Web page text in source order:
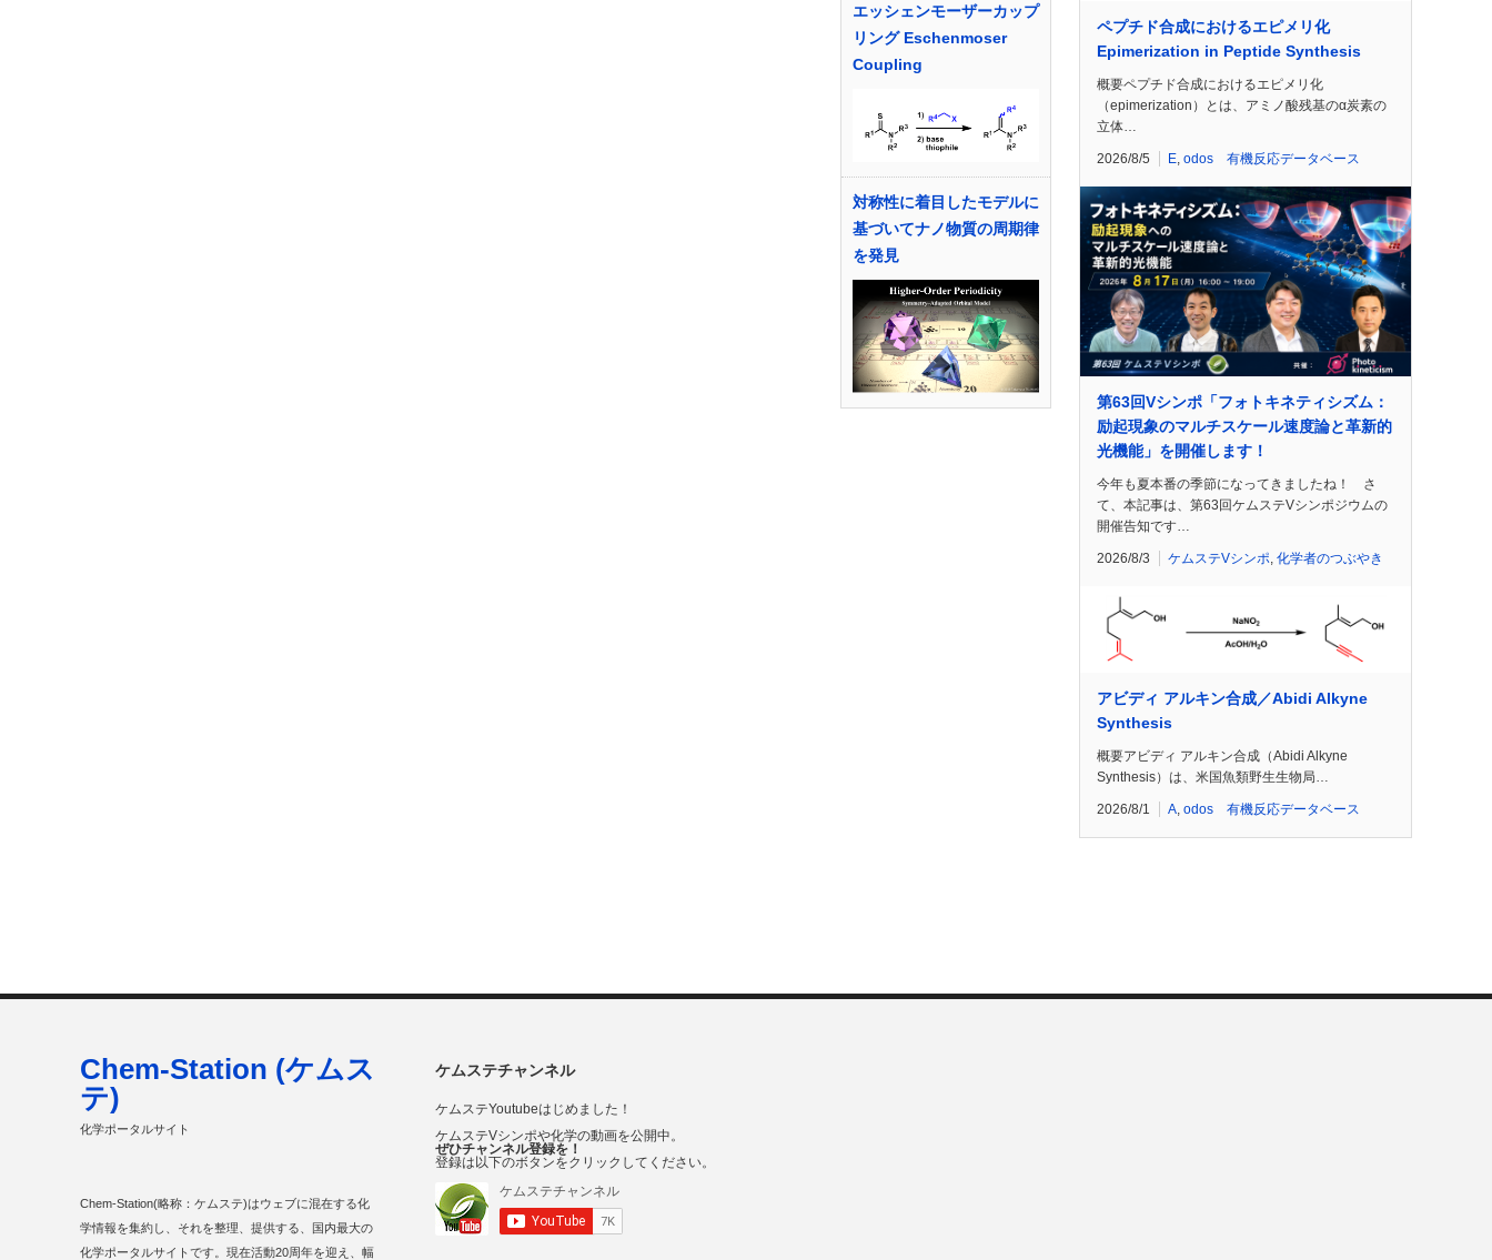
エッシェンモーザーカップ
リング Eschenmoser
Coupling
対称性に着目したモデルに
基づいてナノ物質の周期律
を発見
ペプチド合成におけるエピメリ化
Epimerization in Peptide Synthesis
概要ペプチド合成におけるエピメリ化
（epimerization）とは、アミノ酸残基のα炭素の
立体…
2026/8/5 E odos 有機反応データベース
第63回Vシンポ「フォトキネティシズム：
励起現象のマルチスケール速度論と革新的
光機能」を開催します！
今年も夏本番の季節になってきましたね！ さ
て、本記事は、第63回ケムステVシンポジウムの
開催告知です…
2026/8/3 ケムステVシンポ, 化学者のつぶやき
アビディ アルキン合成／Abidi Alkyne
Synthesis
概要アビディ アルキン合成（Abidi Alkyne
Synthesis）は、米国魚類野生生物局…
2026/8/1 A, odos 有機反応データベース
ケムステチャンネル
ケムステYoutubeはじめました！
ケムステVシンポや化学の動画を公開中。
ぜひチャンネル登録を！
登録は以下のボタンをクリックしてください。
Chem-Station (ケムス
テ)
化学ポータルサイト
Chem-Station(略称：ケムステ)はウェブに混在する化
学情報を集約し、それを整理、提供する、国内最大の
化学ポータルサイトです。現在活動20周年を迎え、幅